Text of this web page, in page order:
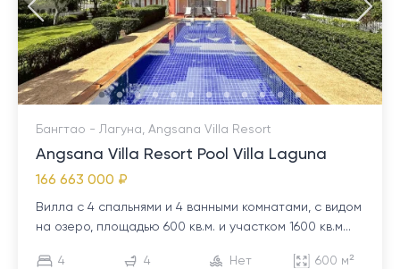
Бангтао - Лагуна, Angsana Villa Resort
Angsana Villa Resort Pool Villa Laguna
166 663 000 ₽
Вилла с 4 спальнями и 4 ванными комнатами, с видом
на озеро, площадью 600 кв.м. и участком 1600 кв.м...
4 4 Нет 600 м²